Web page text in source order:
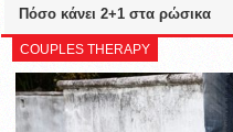
Πόσο κάνει 2+1 στα ρώσικα
COUPLES THERAPY